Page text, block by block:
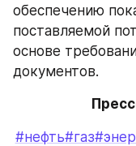
обеспечению
поставляемой
основе
документов.
#нефть#газ